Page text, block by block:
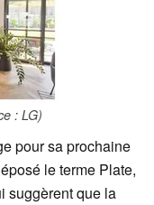
: LG)
pour sa prochaine
le terme Plate,
suggèrent que la